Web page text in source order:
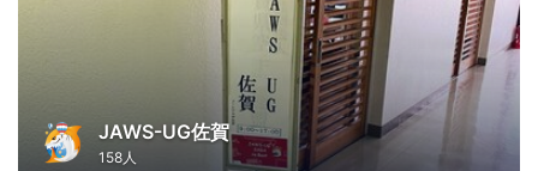
JAWS-UG佐賀
158人